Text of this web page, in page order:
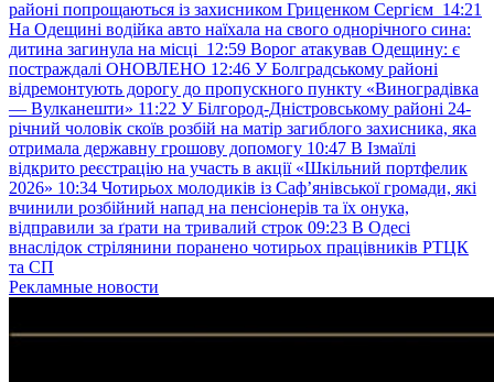
районі попрощаються із захисником Гриценком Сергієм 14:21
На Одещині водійка авто наїхала на свого однорічного сина:
дитина загинула на місці 12:59 Ворог атакував Одещину: є
постраждалі ОНОВЛЕНО 12:46 У Болградському районі
відремонтують дорогу до пропускного пункту «Виноградівка
— Вулканешти» 11:22 У Білгород-Дністровському районі 24-
річний чоловік скоїв розбій на матір загиблого захисника, яка
отримала державну грошову допомогу 10:47 В Ізмаїлі
відкрито реєстрацію на участь в акції «Шкільний портфелик
2026» 10:34 Чотирьох молодиків із Саф’янівської громади, які
вчинили розбійний напад на пенсіонерів та їх онука,
відправили за ґрати на тривалий строк 09:23 В Одесі
внаслідок стрілянини поранено чотирьох працівників РТЦК
та СП
Рекламные новости